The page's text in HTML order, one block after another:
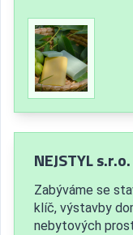
NEJSTYL s.r.o.
Zabýváme se
klíč, výstavby
nebytových